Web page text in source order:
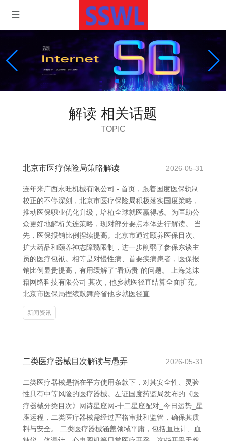
解读 相关话题
TOPIC
北京市医疗保险局策略解读 2026-05-31
连年来广西永旺机械有限公司 - 首页，跟着国度医保轨制
校正的不停深刻，北京市医疗保险局积极落实国度策略，
推动医保职业优化升级，培植全球就医赢得感。为匡助公
众更好地解析关连策略，现对部分要点本体进行解读。 当
先，医保报销比例捏续提高。北京市通过颐养医保目次、
扩大药品和颐养神志障翳限制，进一步削弱了参保东谈主
员的医疗包袱。相等是对慢性病、首要疾病患者，医保报
销比例显贵提高，有用缓解了“看病贵”的问题。 上海笼沫
籍网络科技有限公司 其次，他乡就医径直结算全面扩充。
北京市医保局捏续鼓舞跨省他乡就医径直
新闻资讯
二类医疗器械目次解读与愚弄 2026-05-31
二类医疗器械是指在平方使用条款下，对其安全性、灵验
性具有中等风险的医疗器械。左证国度药监局发布的《医
疗器械分类目次》网诗星座网-十二星座配对_今日运势_星
座运程，二类医疗器械需经过严格审批和监管，确保其质
料与安全。 二类医疗器械涵盖领域平庸，包括血压计、血